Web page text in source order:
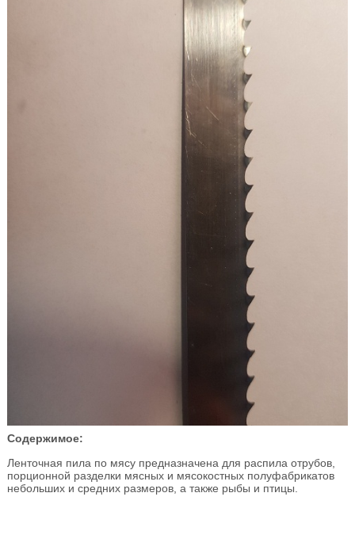
Содержимое:
Ленточная пила по мясу предназначена для распила отрубов,
порционной разделки мясных и мясокостных полуфабрикатов
небольших и средних размеров, а также рыбы и птицы.